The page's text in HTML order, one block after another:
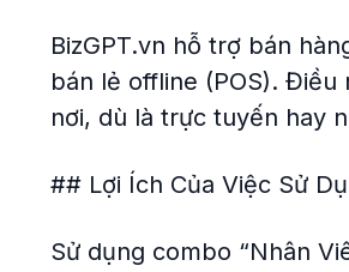
BizGPT.vn hỗ trợ bán
bán lẻ offline (POS).
nơi, dù là trực tuyến hay
## Lợi Ích Của Việc Sử
Sử dụng combo “Nhân